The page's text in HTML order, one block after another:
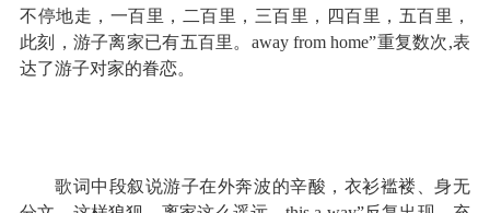
不停地走，一百里，二百里，三百里，四百里，五百里，
此刻，游子离家已有五百里。away from home”重复数次,表
达了游子对家的眷恋。
歌词中段叙说游子在外奔波的辛酸，衣衫褴褛、身无